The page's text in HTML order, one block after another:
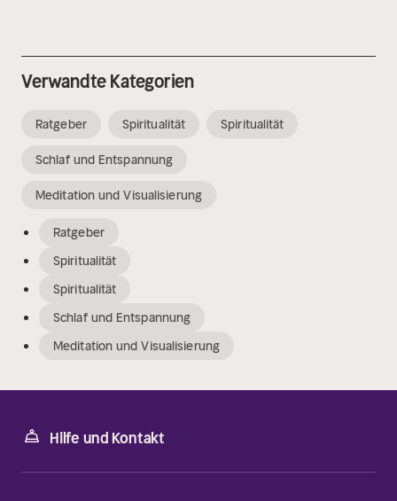
Verwandte Kategorien
Ratgeber Spiritualität Spiritualität
Schlaf und Entspannung
Meditation und Visualisierung
Ratgeber
Spiritualität
Spiritualität
Schlaf und Entspannung
Meditation und Visualisierung
Hilfe und Kontakt